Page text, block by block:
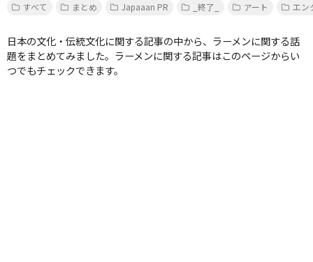
すべて
まとめ Japaaan PR _終了_ アート エン
日本の文化・伝統文化に関する記事の中から、ラーメンに関する話
題をまとめてみました。ラーメンに関する記事はこのページからい
つでもチェックできます。